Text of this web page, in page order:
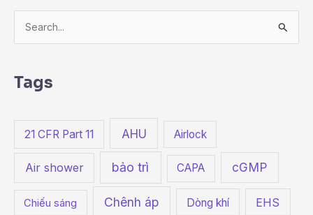
f
r
Tags
21 CFR Part 11 AHU Airlock
Air shower bảo trì CAPA cGMP
Chiếu sáng Chênh áp Dòng khí EHS